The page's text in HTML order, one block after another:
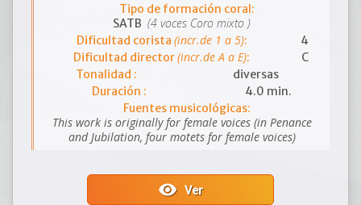
Tipo de formación coral:
SATB (4 voces Coro mixto )
Dificultad corista (incr.de 1 a 5):
4
Dificultad director(incr.de A a E):
C
Tonalidad :
diversas
Duración :
4.0 min.
Fuentes musicológicas:
This work is originally for female voices (in Penance
and Jubilation, four motets for female voices)
visibility Ver